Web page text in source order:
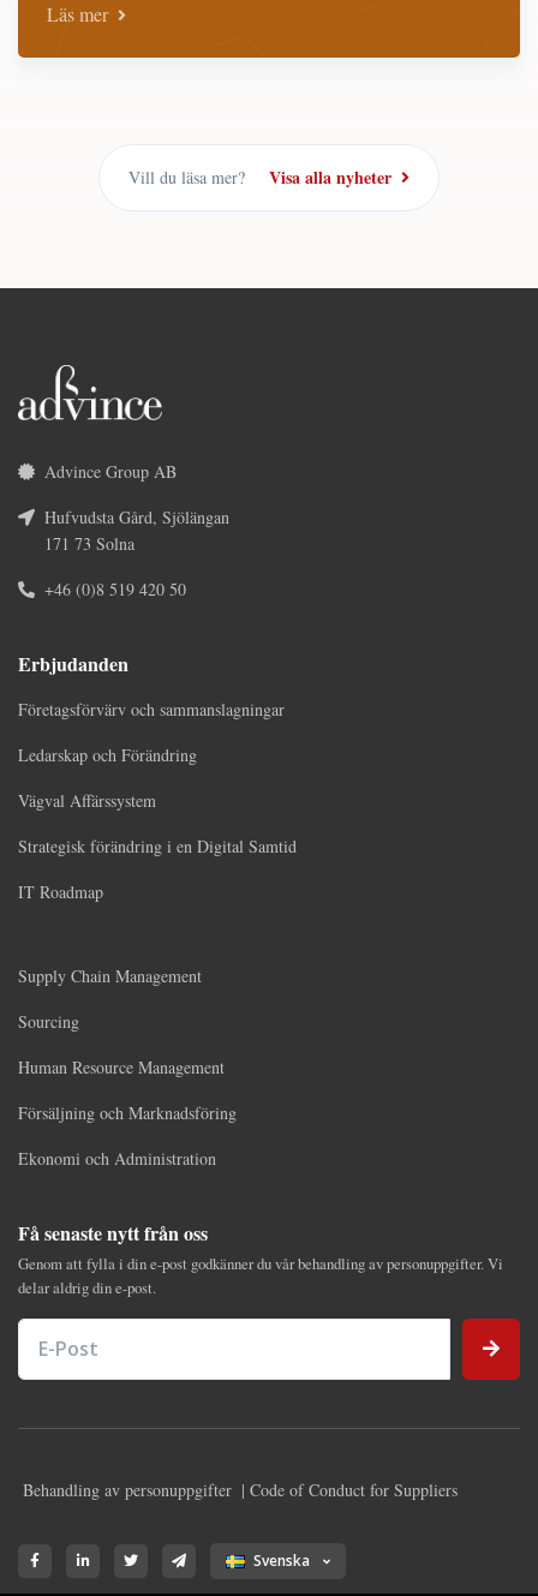
Läs mer
Vill du läsa mer? Visa alla nyheter
Advince Group AB
Hufvudsta Gård, Sjölängan
171 73 Solna
+46 (0)8 519 420 50
Erbjudanden
Företagsförvärv och sammanslagningar
Ledarskap och Förändring
Vägval Affärssystem
Strategisk förändring i en Digital Samtid
IT Roadmap
Supply Chain Management
Sourcing
Human Resource Management
Försäljning och Marknadsföring
Ekonomi och Administration
Få senaste nytt från oss
Genom att fylla i din e-post godkänner du vår behandling av personuppgifter. Vi
delar aldrig din e-post.
E-Post
Behandling av personuppgifter | Code of Conduct for Suppliers
Svenska